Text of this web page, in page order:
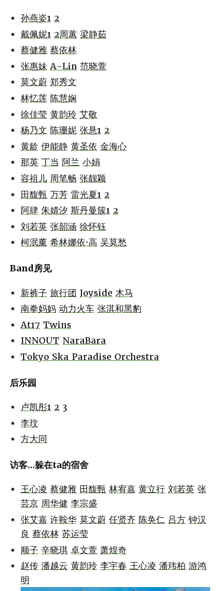
孙燕姿1 2
戴佩妮1 2周蕙 梁静茹
蔡健雅 蔡依林
张惠妹 A-Lin 范晓萱
莫文蔚 郑秀文
林忆莲 陈慧娴
徐佳莹 黄韵玲 艾敬
杨乃文 陈珊妮 张悬1 2
黄龄 伊能静 黄圣依 金海心
那英 丁当 阿兰 小娟
容祖儿 周笔畅 张靓颖
田馥甄 万芳 雷光夏1 2
阿肆 朱婧汐 斯丹曼簇1 2
刘若英 张韶涵 徐怀钰
柯泯薰 希林娜依·高 吴莫愁
Band房见
新裤子 旅行团 Joyside 木马
南拳妈妈 动力火车 张淇和黑豹
At17 Twins
INNOUT NaraBara
Tokyo Ska Paradise Orchestra
后乐园
卢凯彤1 2 3
李玟
方大同
访客...躲在ta的宿舍
王心凌 蔡健雅 田馥甄 林宥嘉 黄立行 刘若英 张
芸京 周华健 李宗盛
张艾嘉 许鞍华 莫文蔚 任贤齐 陈奂仁 吕方 钟汉
良 蔡依林 苏运莹
顺子 辛晓琪 卓文萱 萧煌奇
赵传 潘越云 黄韵玲 李宇春 王心凌 潘玮柏 游鸿
明